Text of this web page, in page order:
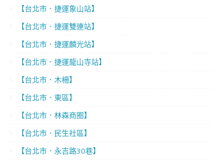
【台北市．捷運象山站】
【台北市．捷運雙連站】
【台北市．捷運麟光站】
【台北市．捷運龍山寺站】
【台北市．木柵】
【台北市．東區】
【台北市．林森商圈】
【台北市．民生社區】
【台北市．永吉路30巷】